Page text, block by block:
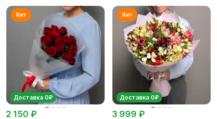
Доставка 0₽
2 150 ₽
Доставка 0₽
3 999 ₽